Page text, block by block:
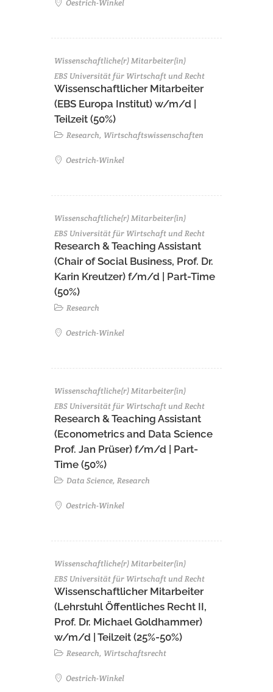
Oestrich-Winkel
Wissenschaftliche(r) Mitarbeiter(in)
EBS Universität für Wirtschaft und Recht
Wissenschaftlicher Mitarbeiter
(EBS Europa Institut) w/m/d |
Teilzeit (50%)
Research, Wirtschaftswissenschaften
Oestrich-Winkel
Wissenschaftliche(r) Mitarbeiter(in)
EBS Universität für Wirtschaft und Recht
Research & Teaching Assistant
(Chair of Social Business, Prof. Dr.
Karin Kreutzer) f/m/d | Part-Time
(50%)
Research
Oestrich-Winkel
Wissenschaftliche(r) Mitarbeiter(in)
EBS Universität für Wirtschaft und Recht
Research & Teaching Assistant
(Econometrics and Data Science
Prof. Jan Prüser) f/m/d | Part-
Time (50%)
Data Science, Research
Oestrich-Winkel
Wissenschaftliche(r) Mitarbeiter(in)
EBS Universität für Wirtschaft und Recht
Wissenschaftlicher Mitarbeiter
(Lehrstuhl Öffentliches Recht II,
Prof. Dr. Michael Goldhammer)
w/m/d | Teilzeit (25%-50%)
Research, Wirtschaftsrecht
Oestrich-Winkel